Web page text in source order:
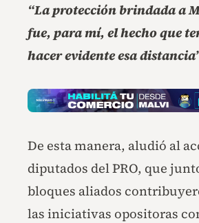
“La protección brindada a
fue, para mí, el hecho que
hacer evidente esa
De esta manera, aludió al
diputados del PRO, que
bloques aliados
las iniciativas opositoras